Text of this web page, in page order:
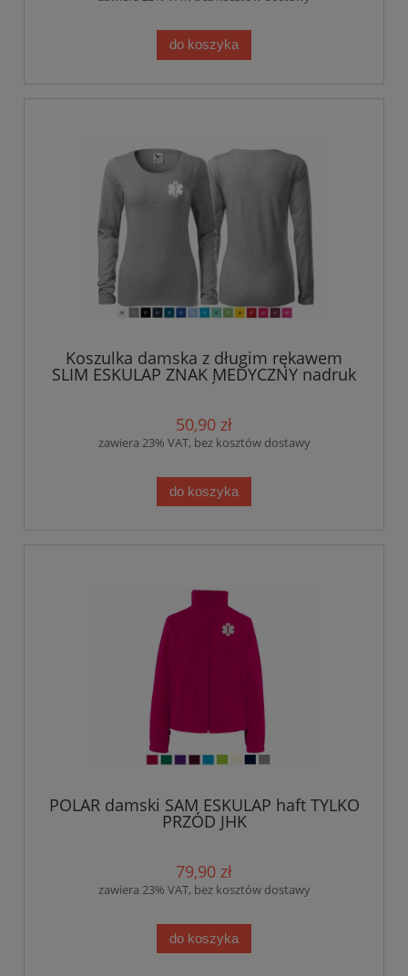
do koszyka
Koszulka damska z długim rękawem
SLIM ESKULAP ZNAK MEDYCZNY nadruk
PRZÓD
50,90 zł
zawiera 23% VAT, bez kosztów dostawy
do koszyka
POLAR damski SAM ESKULAP haft TYLKO
PRZÓD JHK
79,90 zł
zawiera 23% VAT, bez kosztów dostawy
do koszyka